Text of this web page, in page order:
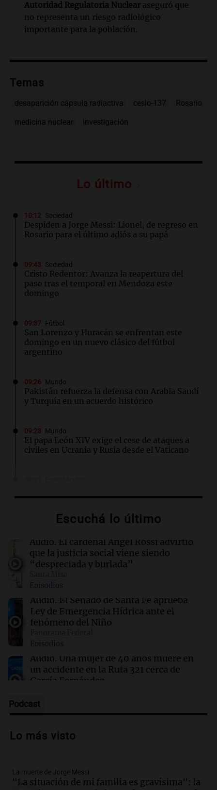
Autoridad Regulatoria Nuclear aseguró que
no representa un riesgo radiológico
importante para la población.
Temas
desaparición cápsula radiactiva cesio-137 Rosario
medicina nuclear investigación
Lo último
10:12 Sociedad
Despiden a Jorge Messi: Lionel, de regreso en
Rosario para el último adiós a su papá
09:43 Sociedad
Cristo Redentor: Avanza la reapertura del
paso tras el temporal en Mendoza este
domingo
09:37 Fútbol
San Lorenzo y Huracán se enfrentan este
domingo en un nuevo clásico del fútbol
argentino
09:26 Mundo
Pakistán refuerza la defensa con Arabia Saudí
y Turquía en un acuerdo histórico
09:23 Mundo
El papa León XIV exige el cese de ataques a
civiles en Ucrania y Rusia desde el Vaticano
su obra sobre 50 años en el teatro argentino
Un local en Dock Sud que hace reír a los chicos
a cambio de un pancho
El juicio a "Pity" Álvarez por el asesinato de
Cristian Díaz en Villa Lugano iniciará este
lunes
No se detectan casos de ébola en barco fluvial
en cuarentena cerca de Kinshasa, Congo
Escuchá lo último
Audio. El cardenal Ángel Rossi advirtió
que la justicia social viene siendo
“despreciada y burlada”
Episodios
Audio. El Senado de Santa Fe aprueba
Ley de Emergencia Hídrica ante el
fenómeno del Niño
Episodios
Audio. Una mujer de 40 años muere en
un accidente en la Ruta 321 cerca de
García Fernández
Episodios
Audio.El Tesoro Nacional captura 12
liquidez de 4 billones
Audio.La lección del Titanic y la
humildad en tiempos de tormenta
Podcast
Lo más visto
La muerte de Jorge Messi
"La situación de mi familia es gravísima": la